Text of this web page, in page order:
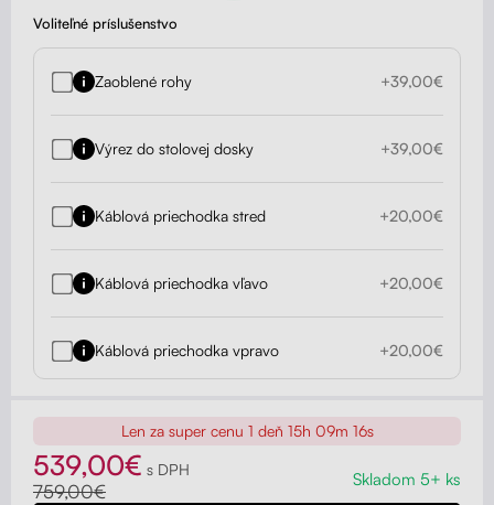
Voliteľné príslušenstvo
Zaoblené rohy +39,00€
Výrez do stolovej dosky +39,00€
Káblová priechodka stred +20,00€
Káblová priechodka vľavo +20,00€
Káblová priechodka vpravo +20,00€
Len za super cenu 1 deň 15h 09m 14s
539,00€ s DPH
759,00€
Skladom 5+ ks